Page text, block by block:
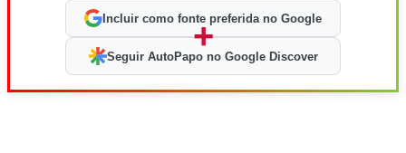
Incluir como fonte preferida no Google
+
Seguir AutoPapo no Google Discover